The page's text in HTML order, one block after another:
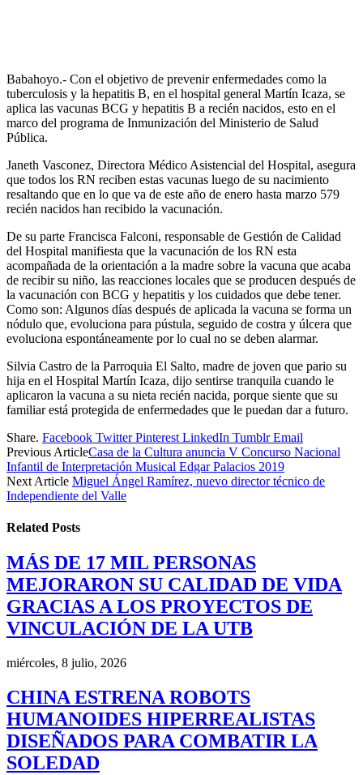
Babahoyo.- Con el objetivo de prevenir enfermedades como la
tuberculosis y la hepatitis B, en el hospital general Martín Icaza, se
aplica las vacunas BCG y hepatitis B a recién nacidos, esto en el
marco del programa de Inmunización del Ministerio de Salud
Pública.
Janeth Vasconez, Directora Médico Asistencial del Hospital, asegura
que todos los RN reciben estas vacunas luego de su nacimiento
resaltando que en lo que va de este año de enero hasta marzo 579
recién nacidos han recibido la vacunación.
De su parte Francisca Falconi, responsable de Gestión de Calidad
del Hospital manifiesta que la vacunación de los RN esta
acompañada de la orientación a la madre sobre la vacuna que acaba
de recibir su niño, las reacciones locales que se producen después de
la vacunación con BCG y hepatitis y los cuidados que debe tener.
Como son: Algunos días después de aplicada la vacuna se forma un
nódulo que, evoluciona para pústula, seguido de costra y úlcera que
evoluciona espontáneamente por lo cual no se deben alarmar.
Silvia Castro de la Parroquia El Salto, madre de joven que pario su
hija en el Hospital Martín Icaza, dijo sentirse tranquila cuando le
aplicaron la vacuna a su nieta recién nacida, porque siente que su
familiar está protegida de enfermedades que le puedan dar a futuro.
Share. Facebook Twitter Pinterest LinkedIn Tumblr Email
Previous ArticleCasa de la Cultura anuncia V Concurso Nacional
Infantil de Interpretación Musical Edgar Palacios 2019
Next Article Miguel Ángel Ramírez, nuevo director técnico de
Independiente del Valle
Related Posts
MÁS DE 17 MIL PERSONAS
MEJORARON SU CALIDAD DE VIDA
GRACIAS A LOS PROYECTOS DE
VINCULACIÓN DE LA UTB
miércoles, 8 julio, 2026
CHINA ESTRENA ROBOTS
HUMANOIDES HIPERREALISTAS
DISEÑADOS PARA COMBATIR LA
SOLEDAD